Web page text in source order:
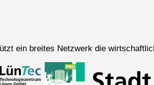
ein breites Netzwerk die